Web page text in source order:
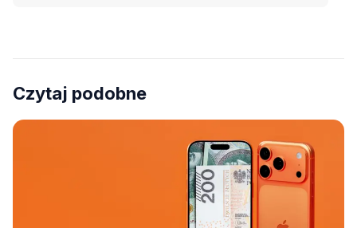
Czytaj podobne